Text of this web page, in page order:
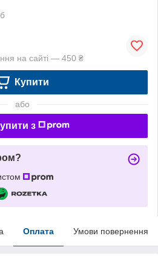
на сайті — 450 ₴
Купити
або
з
Оплата Умови повернення